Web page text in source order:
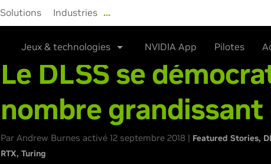
Solutions Industries …
Jeux & technologies NVIDIA App Pilotes
Le DLSS se
nombre grandissant
Par Andrew Burnes activé 12 septembre 2018 | Featured Stories
RTX Turing